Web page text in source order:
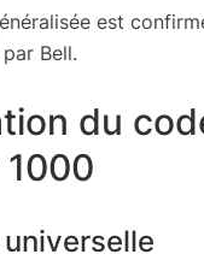
est
Bell.
du
1000